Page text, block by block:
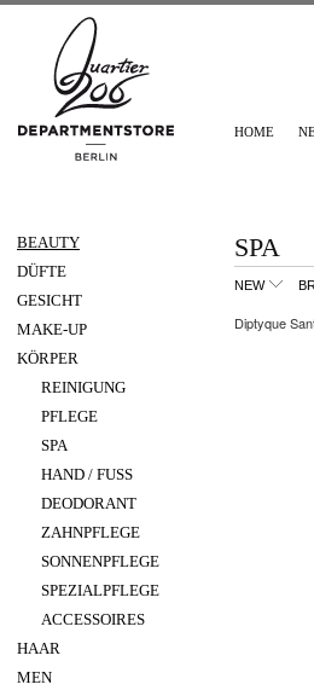
HOME
BEAUTY
DÜFTE
GESICHT
MAKE-UP
KÖRPER
REINIGUNG
PFLEGE
SPA
HAND / FUSS
DEODORANT
ZAHNPFLEGE
SONNENPFLEGE
SPEZIALPFLEGE
ACCESSOIRES
HAAR
MEN
SPA
NEW
Diptyque